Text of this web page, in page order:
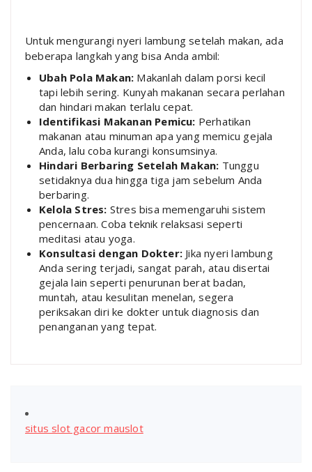
Untuk mengurangi nyeri lambung setelah makan, ada
beberapa langkah yang bisa Anda ambil:
Ubah Pola Makan: Makanlah dalam porsi kecil
tapi lebih sering. Kunyah makanan secara perlahan
dan hindari makan terlalu cepat.
Identifikasi Makanan Pemicu: Perhatikan
makanan atau minuman apa yang memicu gejala
Anda, lalu coba kurangi konsumsinya.
Hindari Berbaring Setelah Makan: Tunggu
setidaknya dua hingga tiga jam sebelum Anda
berbaring.
Kelola Stres: Stres bisa memengaruhi sistem
pencernaan. Coba teknik relaksasi seperti
meditasi atau yoga.
Konsultasi dengan Dokter: Jika nyeri lambung
Anda sering terjadi, sangat parah, atau disertai
gejala lain seperti penurunan berat badan,
muntah, atau kesulitan menelan, segera
periksakan diri ke dokter untuk diagnosis dan
penanganan yang tepat.
situs slot gacor mauslot